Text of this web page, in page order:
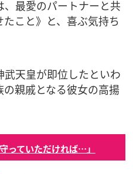
最愛のパートナーと共
こと》と、喜ぶ気持ち
天皇が即位したといわ
親戚となる彼女の高揚
っていただければ…」